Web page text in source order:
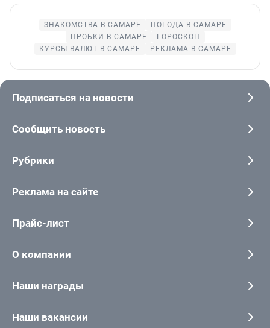
ЗНАКОМСТВА В САМАРЕ
ПОГОДА В САМАРЕ
ПРОБКИ В САМАРЕ
ГОРОСКОП
КУРСЫ ВАЛЮТ В САМАРЕ
РЕКЛАМА В САМАРЕ
Подписаться на новости
Сообщить новость
Рубрики
Реклама на сайте
Прайс-лист
О компании
Наши награды
Наши вакансии